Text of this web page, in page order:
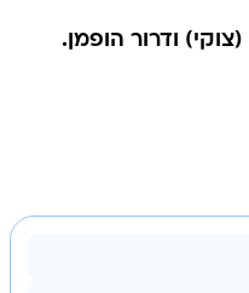
ודרור הופמן.